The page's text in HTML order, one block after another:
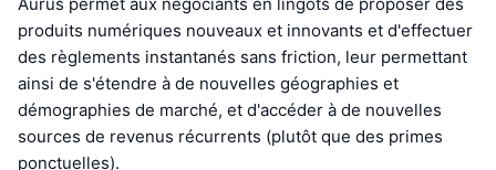
produits numériques nouveaux et innovants et d'effectuer
des règlements instantanés sans friction, leur permettant
ainsi de s'étendre à de nouvelles géographies et
démographies de marché, et d'accéder à de nouvelles
sources de revenus récurrents (plutôt que des primes
ponctuelles).